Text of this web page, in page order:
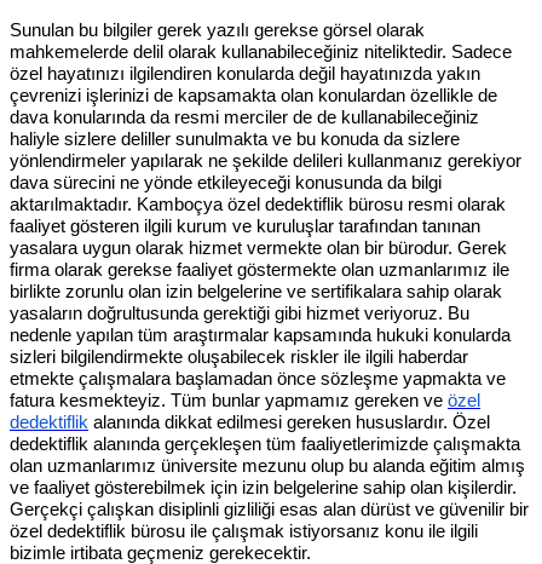
Sunulan bu bilgiler gerek yazılı gerekse görsel olarak
mahkemelerde delil olarak kullanabileceğiniz niteliktedir. Sadece
özel hayatınızı ilgilendiren konularda değil hayatınızda yakın
çevrenizi işlerinizi de kapsamakta olan konulardan özellikle de
dava konularında da resmi merciler de de kullanabileceğiniz
haliyle sizlere deliller sunulmakta ve bu konuda da sizlere
yönlendirmeler yapılarak ne şekilde delileri kullanmanız gerekiyor
dava sürecini ne yönde etkileyeceği konusunda da bilgi
aktarılmaktadır. Kamboçya özel dedektiflik bürosu resmi olarak
faaliyet gösteren ilgili kurum ve kuruluşlar tarafından tanınan
yasalara uygun olarak hizmet vermekte olan bir bürodur. Gerek
firma olarak gerekse faaliyet göstermekte olan uzmanlarımız ile
birlikte zorunlu olan izin belgelerine ve sertifikalara sahip olarak
yasaların doğrultusunda gerektiği gibi hizmet veriyoruz. Bu
nedenle yapılan tüm araştırmalar kapsamında hukuki konularda
sizleri bilgilendirmekte oluşabilecek riskler ile ilgili haberdar
etmekte çalışmalara başlamadan önce sözleşme yapmakta ve
fatura kesmekteyiz. Tüm bunlar yapmamız gereken ve özel
dedektiflik alanında dikkat edilmesi gereken hususlardır. Özel
dedektiflik alanında gerçekleşen tüm faaliyetlerimizde çalışmakta
olan uzmanlarımız üniversite mezunu olup bu alanda eğitim almış
ve faaliyet gösterebilmek için izin belgelerine sahip olan kişilerdir.
Gerçekçi çalışkan disiplinli gizliliği esas alan dürüst ve güvenilir bir
özel dedektiflik bürosu ile çalışmak istiyorsanız konu ile ilgili
bizimle irtibata geçmeniz gerekecektir.